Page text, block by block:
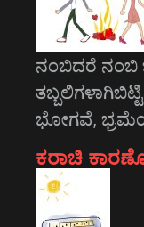
ನಂಬಿದರೆ ನಂಬಿ
ಭೋಗವೆ,
ಕರಾಚಿ